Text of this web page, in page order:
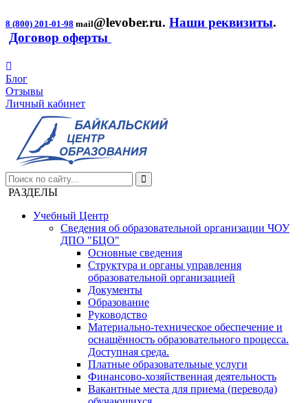
8 (800) 201-01-98 mail@levober.ru. Наши реквизиты.
Договор оферты
Блог
Отзывы
Личный кабинет
РАЗДЕЛЫ
Учебный Центр
Сведения об образовательной организации ЧОУ
ДПО "БЦО"
Основные сведения
Структура и органы управления
образовательной организацией
Документы
Образование
Руководство
Материально-техническое обеспечение и
оснащённость образовательного процесса.
Доступная среда.
Платные образовательные услуги
Финансово-хозяйственная деятельность
Вакантные места для приема (перевода)